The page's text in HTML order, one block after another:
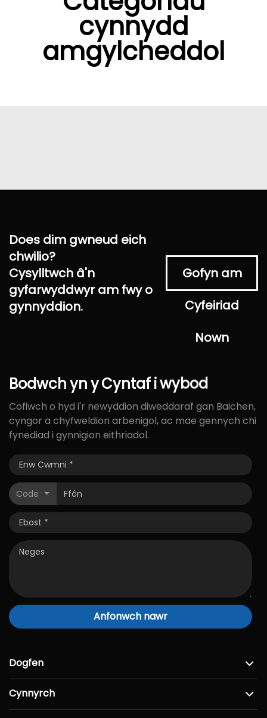
cynnydd
amgylcheddol
Does dim gwneud eich
chwilio?
Cysylltwch â'n
gyfarwyddwyr am fwy o
gynnyddion.
Gofyn am
Cyfeiriad
Nown
BodwchynyCyntafiwybod
Cofiwch o hyd i'r newyddion diweddaraf gan Baichen,
cyngor a chyfweldion arbenigol, ac mae gennych chi
fynediad i gynnigion eithriadol.
Code
Anfonwch nawr
Dogfen
Cynnyrch